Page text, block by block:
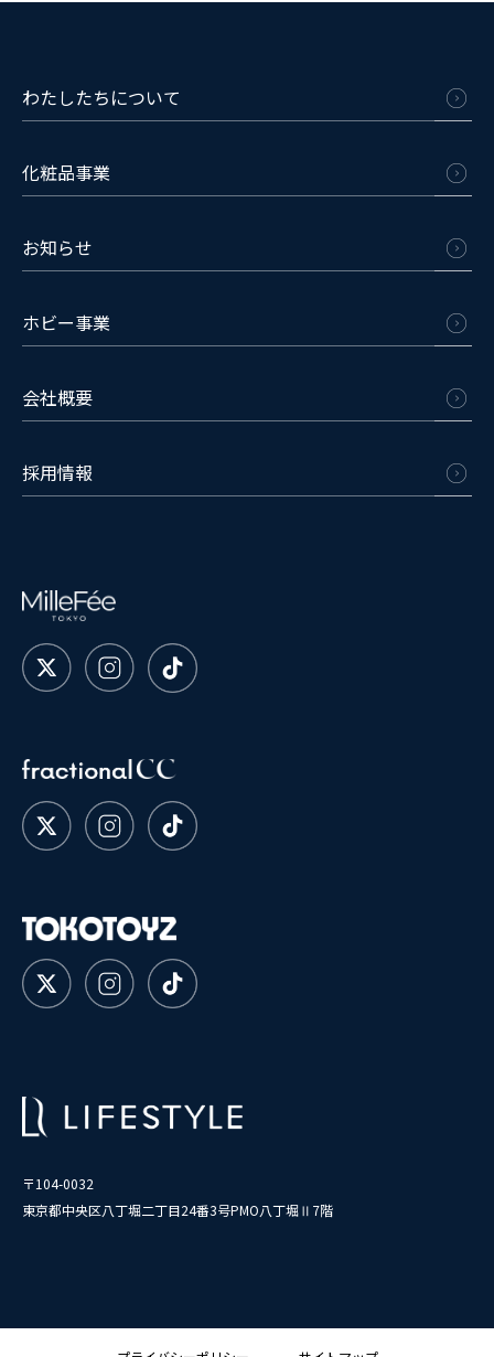
わたしたちについて
化粧品事業
お知らせ
ホビー事業
会社概要
採用情報
〒104-0032
東京都中央区八丁堀二丁目24番3号PMO八丁堀Ⅱ7階